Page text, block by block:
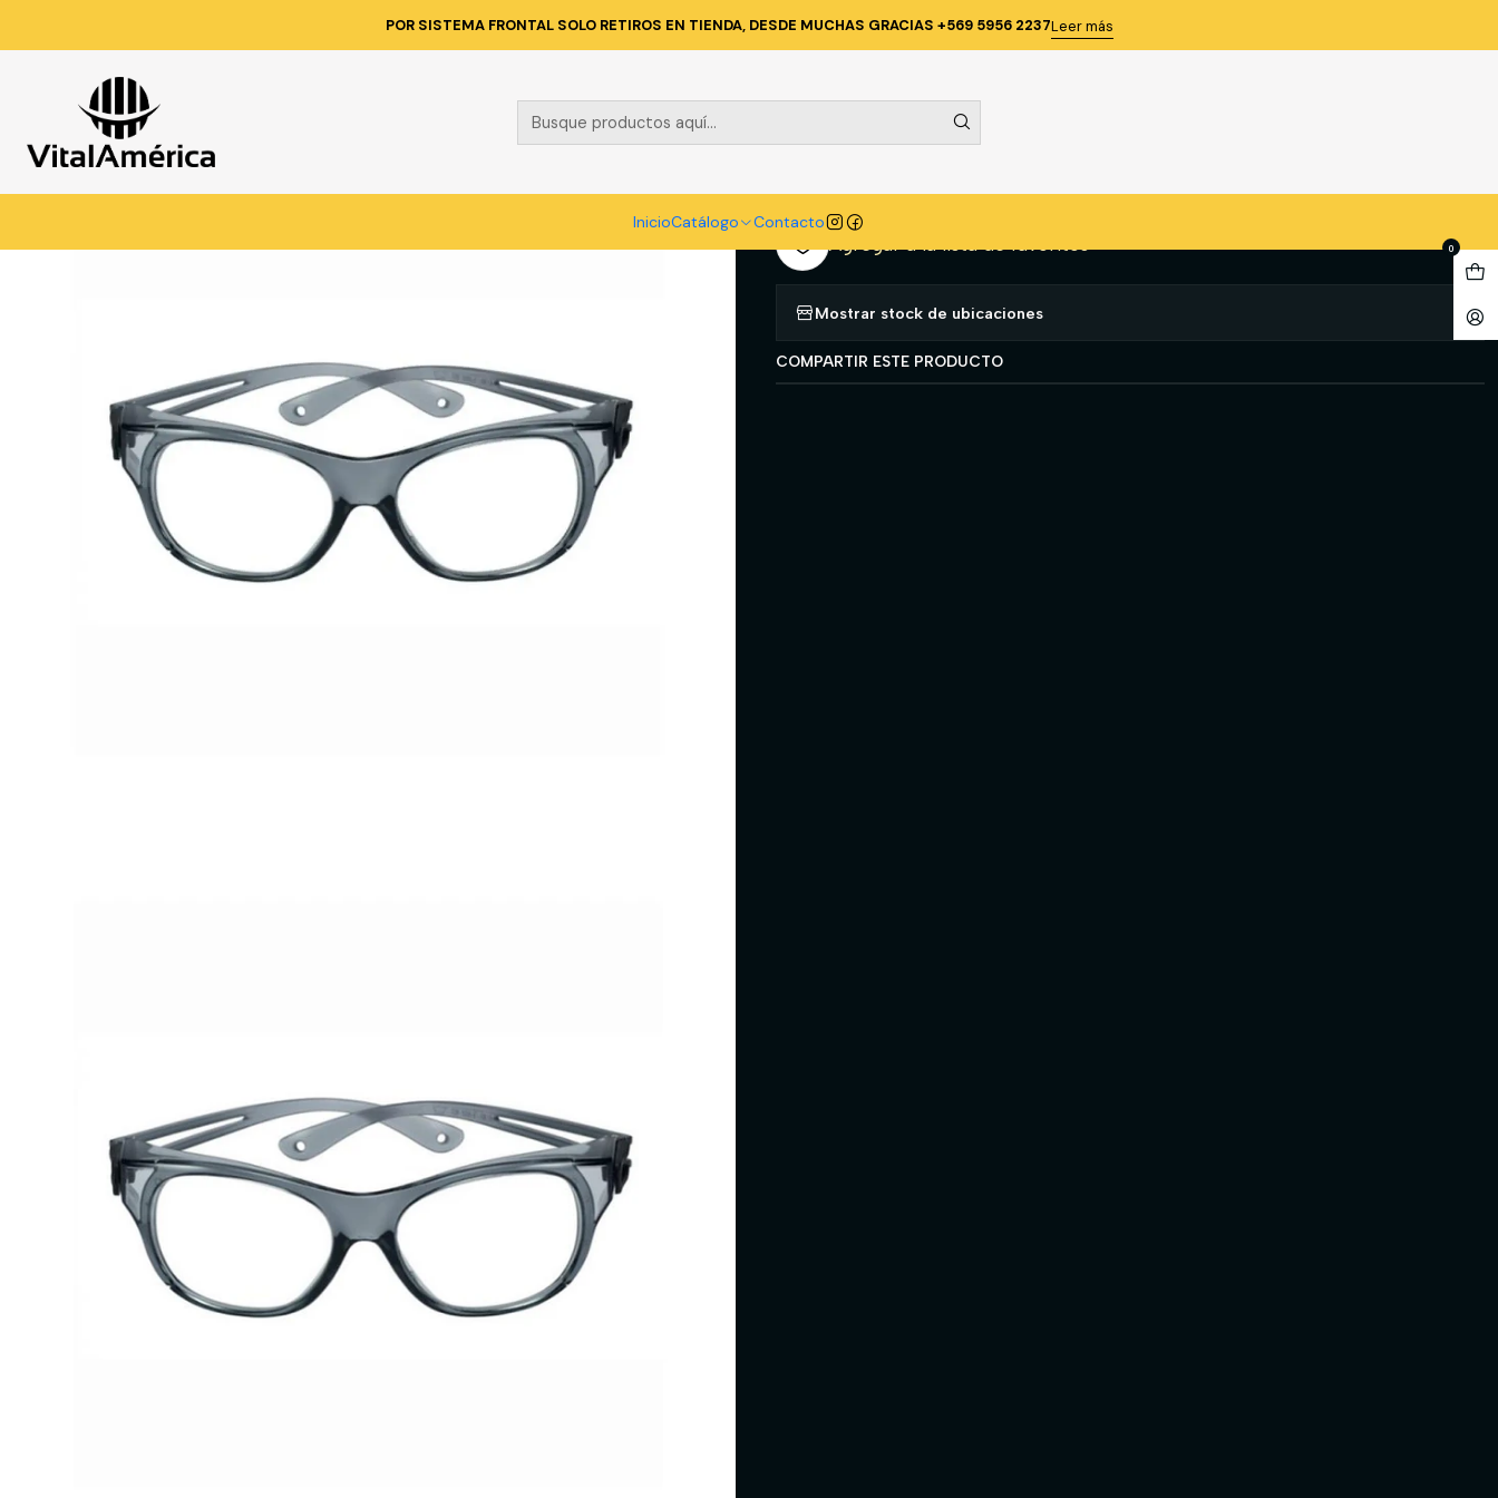
InicioCatálogo Contacto
0
POR SISTEMA FRONTAL SOLO RETIROS EN TIENDA, DESDE MUCHAS GRACIAS +569 5956 2237Leer más
Inicio Catálogo PROTECCION PERSONAL LENTES LENTE BOLLE AKA FOTOCROMATICO
|
LENTE BOLLE AKA FOTOCROMATICO
Cantidad
Agregar a la lista de favoritos
Mostrar stock de ubicaciones
COMPARTIR ESTE PRODUCTO